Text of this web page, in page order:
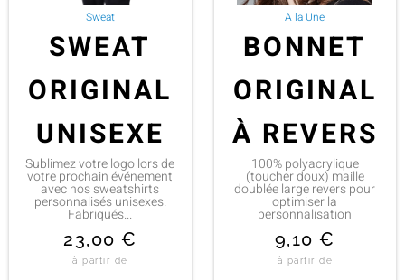
Sweat
SWEAT
ORIGINAL
UNISEXE
Sublimez votre logo lors de
votre prochain événement
avec nos sweatshirts
personnalisés unisexes.
Fabriqués...
23,00 €
à partir de
A la Une
BONNET
ORIGINAL
À REVERS
100% polyacrylique
(toucher doux) maille
doublée large revers pour
optimiser la
personnalisation
9,10€
à partir de